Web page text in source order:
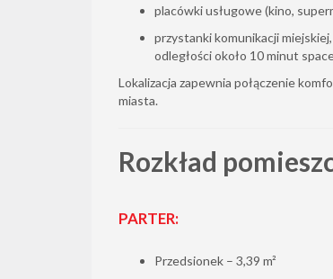
placówki usługowe (kino,
przystanki komunikacji
odległości około 10 minut
Lokalizacja zapewnia połączenie
miasta.
Rozkład
PARTER:
Przedsionek – 3,39 m²